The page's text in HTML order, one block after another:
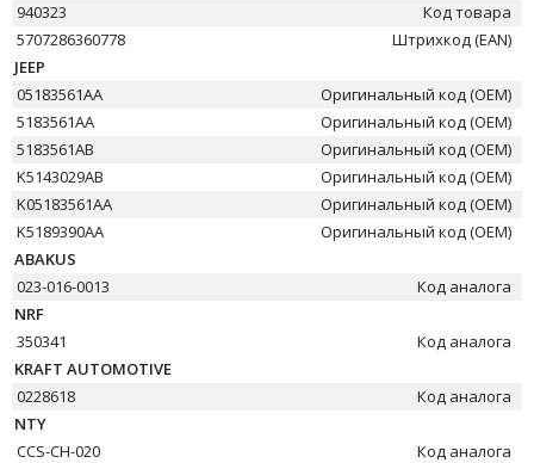
940323
Код товара
5707286360778
Штрихкод (EAN)
JEEP
05183561AA
Оригинальный код (OEM)
5183561AA
Оригинальный код (OEM)
5183561AB
Оригинальный код (OEM)
K5143029AB
Оригинальный код (OEM)
K05183561AA
Оригинальный код (OEM)
K5189390AA
Оригинальный код (OEM)
ABAKUS
023-016-0013
Код аналога
NRF
350341
Код аналога
KRAFT AUTOMOTIVE
0228618
Код аналога
NTY
CCS-CH-020
Код аналога